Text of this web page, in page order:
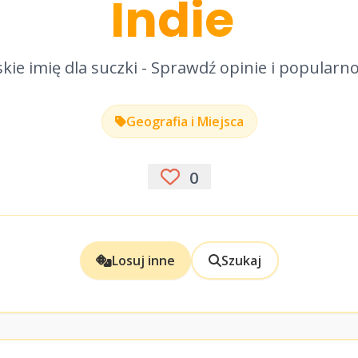
Indie
imię dla suczki - Sprawdź opinie i
Geografia i Miejsca
0
Losuj inne Szukaj